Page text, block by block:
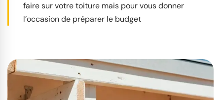
faire sur votre toiture mais pour vous donner
l’occasion de préparer le budget